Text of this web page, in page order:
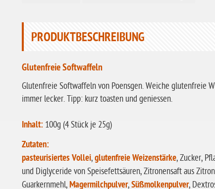
PRODUKTBESCHREIBUNG
Glutenfreie Softwaffeln
Glutenfreie Softwaffeln von Poensgen. Weiche glutenfreie
immer lecker. Tipp: kurz toasten und geniessen.
Inhalt: 100g (4 Stück je 25g)
Zutaten:
pasteurisiertes Vollei,glutenfreie Weizenstärke, Zucker,
und Diglyceride von Speisefettsäuren, Zitronensaft aus
Guarkernmehl,Magermilchpulver,Süßmolkenpulver,